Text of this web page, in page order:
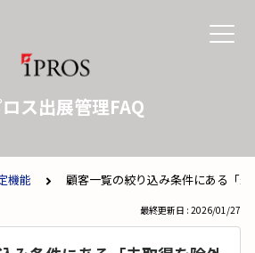
ス出展管理FAQ
機能 顧客一覧の絞り込み条件にある「
最終更新日 : 2026/01/27